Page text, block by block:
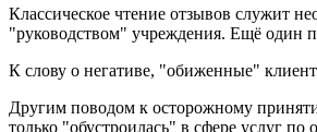
Классическое чтение отзывов служит
"руководством" учреждения. Ещё один
К слову о негативе, "обиженные"
Другим поводом к осторожному
только "обустроилась" в сфере услуг по